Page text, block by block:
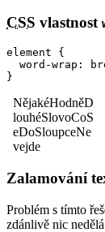
CSS vlastnost
element {
word-wrap:
}
NějakéHodněD
louhéSlovoCoS
eDoSloupceNe
vejde
Zalamování
Problém s tímto
zdánlivě nic